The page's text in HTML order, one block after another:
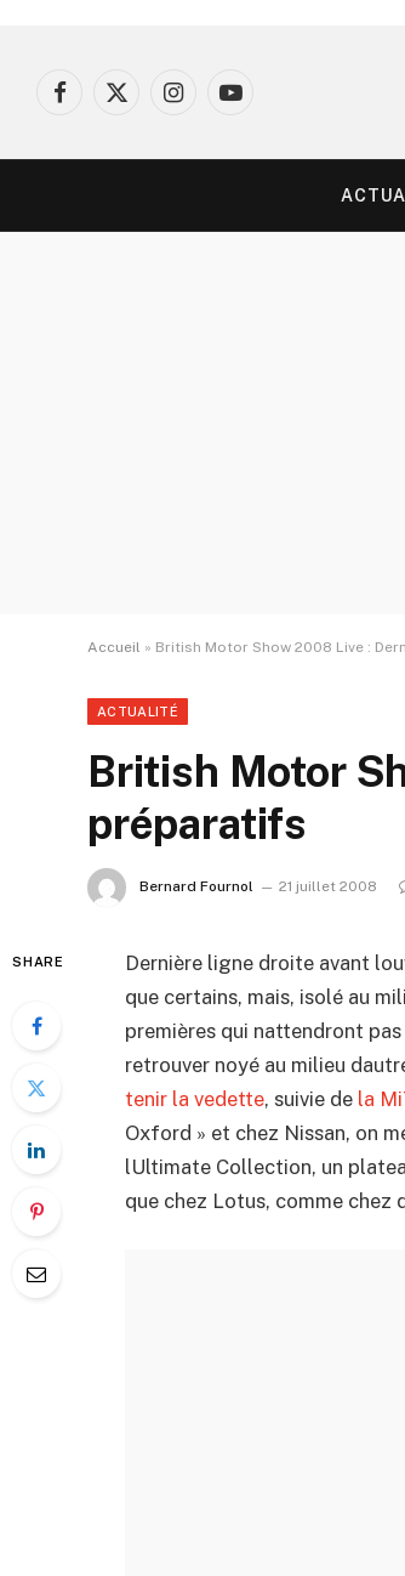
Facebook
X
InstagramYouTube
Accueil » British Motor Show 2008 Live :
ACTUALITÉ
British Motor
préparatifs
Bernard Fournol 21 juillet 2008
SHARE
Dernière ligne droite avant
que certains, mais, isolé au
premières qui nattendront
retrouver noyé au milieu
tenir la vedette, suivie de la
Oxford » et chez Nissan, on
lUltimate Collection, un
que chez Lotus, comme chez